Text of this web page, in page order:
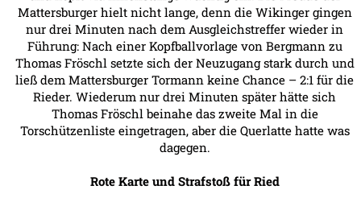
Mattersburger hielt nicht lange, denn die Wikinger gingen
nur drei Minuten nach dem Ausgleichstreffer wieder in
Führung: Nach einer Kopfballvorlage von Bergmann zu
Thomas Fröschl setzte sich der Neuzugang stark durch und
ließ dem Mattersburger Tormann keine Chance – 2:1 für die
Rieder. Wiederum nur drei Minuten später hätte sich
Thomas Fröschl beinahe das zweite Mal in die
Torschützenliste eingetragen, aber die Querlatte hatte was
dagegen.
Rote Karte und Strafstoß für Ried